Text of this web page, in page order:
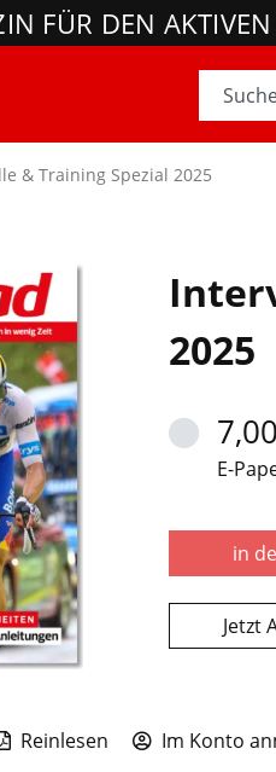
FÜR DEN AKTIVEN
& Training Spezial 2025
2025
E-
in
Jetzt
Reinlesen Im Konto